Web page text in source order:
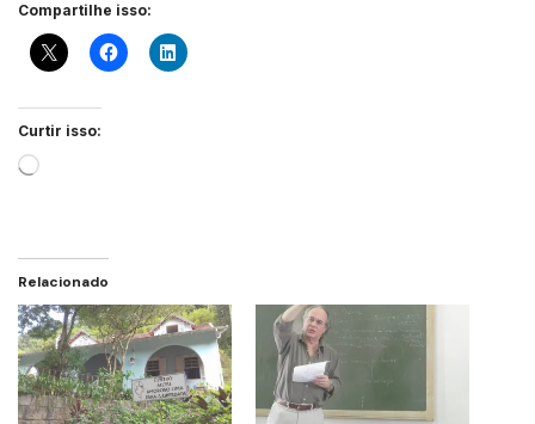
Compartilhe isso:
Curtir isso:
Relacionado